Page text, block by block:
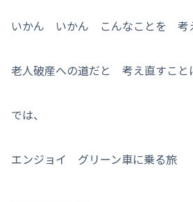
いかん いかん こんなことを 考
老人破産への道だと 考え直すこと
では、
エンジョイ グリーン車に乗る旅